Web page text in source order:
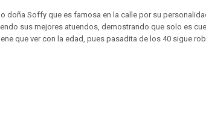
doña Soffy que es famosa en la calle por su
sus mejores atuendos, demostrando que solo es
que ver con la edad, pues pasadita de los 40 sigue